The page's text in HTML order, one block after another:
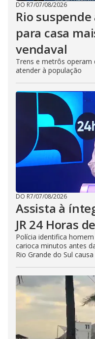
DO R7/07/08/2026
Rio
para casa
vendaval
Trens e metrôs operam
atender à população
DO R7/07/08/2026
Assista à
JR 24 Horas
Polícia identifica
carioca minutos antes
Rio Grande do Sul